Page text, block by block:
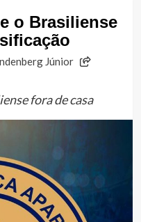
o Brasiliense
Júnior
fora de casa